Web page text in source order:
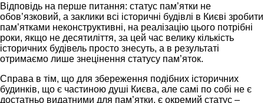
Відповідь на перше питання: статус пам’ятки не
обов’язковий, а заклики всі історичні будівлі в Києві зробити
пам’ятками неконструктивні, на реалізацію цього потрібні
роки, якщо не десятиліття, за цей час велику кількість
історичних будівель просто знесуть, а в результаті
отримаємо лише знецінення статусу пам’яток.
Справа в тім, що для збереження подібних історичних
будинків, що є частиною душі Києва, але самі по собі не є
достатньо видатними для пам’ятки, є окремий статус –